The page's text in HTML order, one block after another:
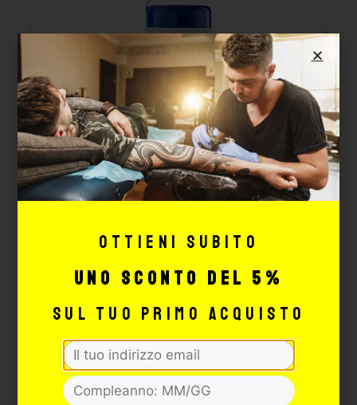
SALVIETTE DISINFETTANTI
Cod. SAL100
11,00 €
LEGGI TUTTO
Ottieni subito
uno sconto del 5%
sul tuo primo acquisto